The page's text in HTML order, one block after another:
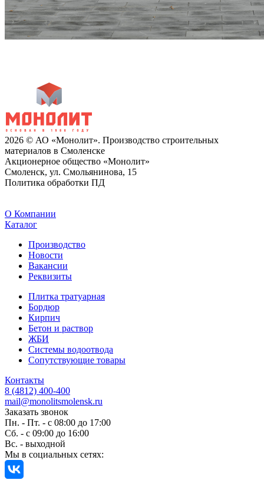
2026 © АО «Монолит». Производство строительных
материалов в Смоленске
Акционерное общество «Монолит»
Смоленск, ул. Смольянинова, 15
Политика обработки ПД
O Компании
Каталог
Производство
Новости
Вакансии
Реквизиты
Плитка тратуарная
Бордюр
Кирпич
Бетон и раствор
ЖБИ
Системы водоотвода
Сопутствующие товары
Контакты
8 (4812) 400-400
mail@monolitsmolensk.ru
Заказать звонок
Пн. - Пт. - с 08:00 до 17:00
Сб. - с 09:00 до 16:00
Вс. - выходной
Мы в социальных сетях: